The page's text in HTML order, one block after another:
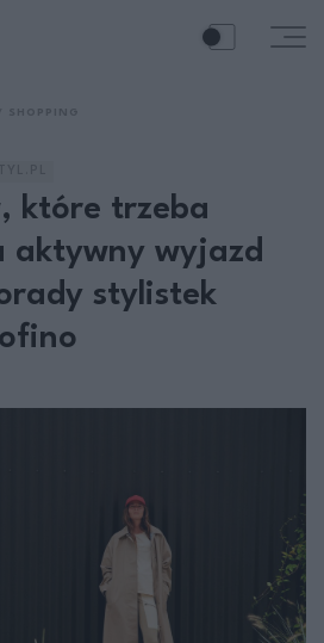
które trzeba
aktywny wyjazd
stylistek